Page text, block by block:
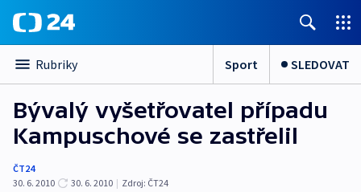
Rubriky Sport SLEDOVAT
Bývalý vyšetřovatel případu
Kampuschové se zastřelil
ČT24
30. 6. 2010
30. 6. 2010 | Zdroj: ČT24